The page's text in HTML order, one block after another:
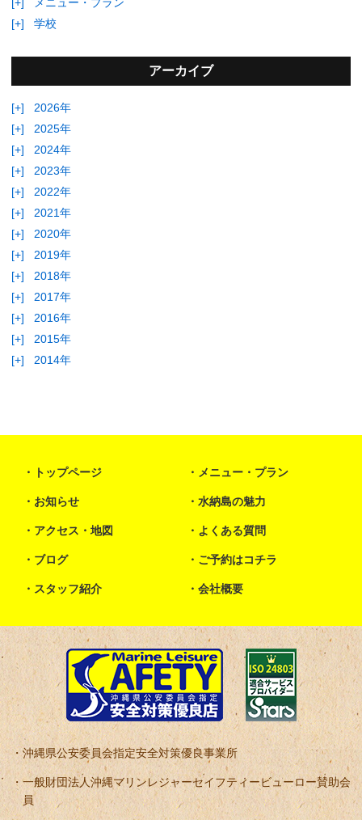
[+]
メニュー・プラン
[+]
学校
アーカイブ
[+]
2026年
[+]
2025年
[+]
2024年
[+]
2023年
[+]
2022年
[+]
2021年
[+]
2020年
[+]
2019年
[+]
2018年
[+]
2017年
[+]
2016年
[+]
2015年
[+]
2014年
トップページ メニュー・プラン
お知らせ 水納島の魅力
アクセス・地図 よくある質問
ブログ ご予約はコチラ
スタッフ紹介 会社概要
沖縄県公安委員会指定安全対策優良事業所
一般財団法人沖縄マリンレジャーセイフティービューロー賛助会
員